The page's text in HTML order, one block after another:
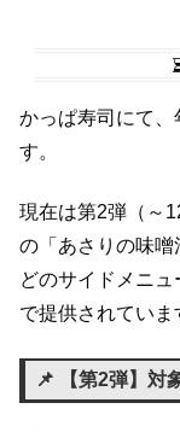
かっぱ寿司にて
す。
現在は第2弾（～
の「あさりの味
どのサイドメニ
で提供されていま
📌 【第2弾】対